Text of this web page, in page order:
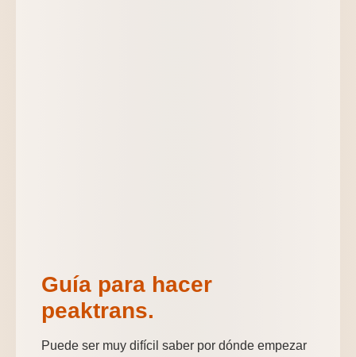
Guía para hacer
peaktrans.
Puede ser muy difícil saber por dónde empezar